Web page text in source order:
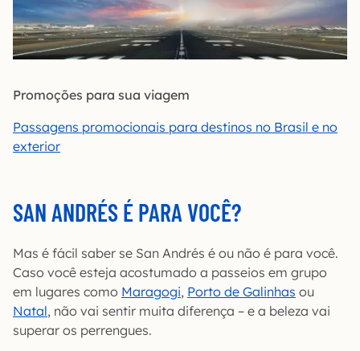
Promoções para sua viagem
Passagens promocionais para destinos no Brasil e no
exterior
SAN ANDRÉS É PARA VOCÊ?
Mas é fácil saber se San Andrés é ou não é para você.
Caso você esteja acostumado a passeios em grupo
em lugares como Maragogi, Porto de Galinhas ou
Natal, não vai sentir muita diferença – e a beleza vai
superar os perrengues.